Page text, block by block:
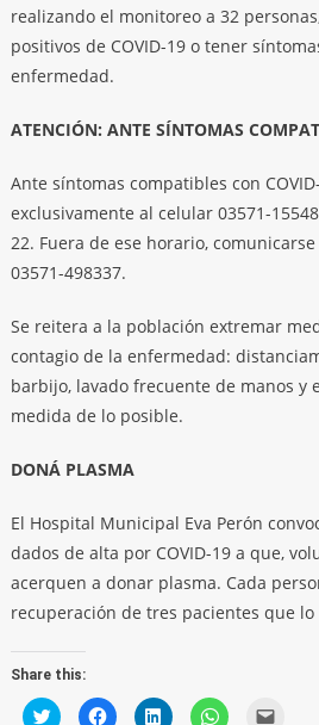
realizando el monitoreo a 32
positivos de COVID-19 o tener
enfermedad.
ATENCIÓN: ANTE SÍNTOMAS
Ante síntomas compatibles con
exclusivamente al celular 03571-
22. Fuera de ese horario,
03571-498337.
Se reitera a la población extremar
contagio de la enfermedad:
barbijo, lavado frecuente de manos y
medida de lo posible.
DONÁ PLASMA
El Hospital Municipal Eva Perón
dados de alta por COVID-19 a que,
acerquen a donar plasma. Cada
recuperación de tres pacientes que lo
Share this:
Click Click Click Click